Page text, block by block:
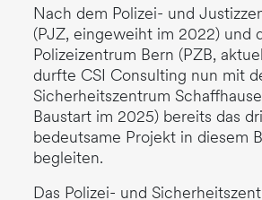
Nach dem Polizei- und
(PJZ, eingeweiht im 2022) und
Polizeizentrum Bern (PZB,
durfte CSI Consulting nun mit
Sicherheitszentrum
Baustart im 2025) bereits das
bedeutsame Projekt in diesem
begleiten.
Das Polizei- und